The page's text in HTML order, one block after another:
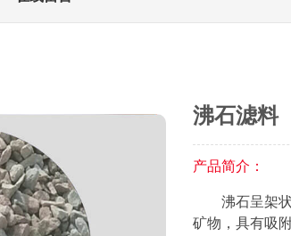
沸石滤料
产品简介：
沸石呈架
矿物，具有吸